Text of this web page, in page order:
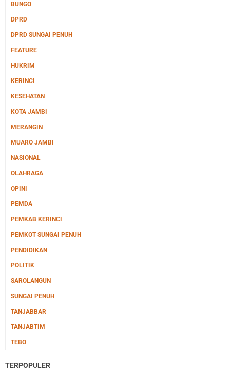
BUNGO
DPRD
DPRD SUNGAI PENUH
FEATURE
HUKRIM
KERINCI
KESEHATAN
KOTA JAMBI
MERANGIN
MUARO JAMBI
NASIONAL
OLAHRAGA
OPINI
PEMDA
PEMKAB KERINCI
PEMKOT SUNGAI PENUH
PENDIDIKAN
POLITIK
SAROLANGUN
SUNGAI PENUH
TANJABBAR
TANJABTIM
TEBO
TERPOPULER